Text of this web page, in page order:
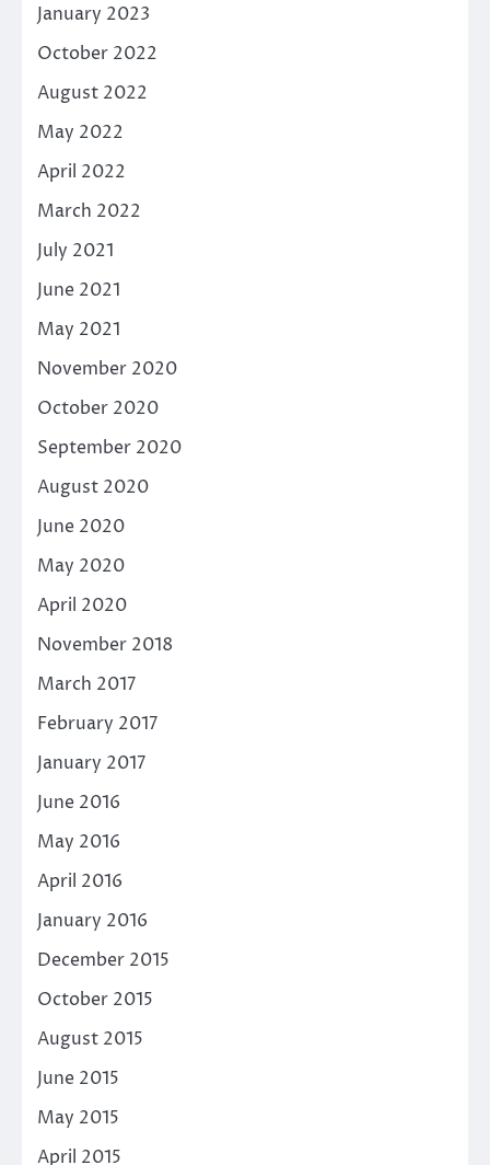
January 2023
October 2022
August 2022
May 2022
April 2022
March 2022
July 2021
June 2021
May 2021
November 2020
October 2020
September 2020
August 2020
June 2020
May 2020
April 2020
November 2018
March 2017
February 2017
January 2017
June 2016
May 2016
April 2016
January 2016
December 2015
October 2015
August 2015
June 2015
May 2015
April 2015